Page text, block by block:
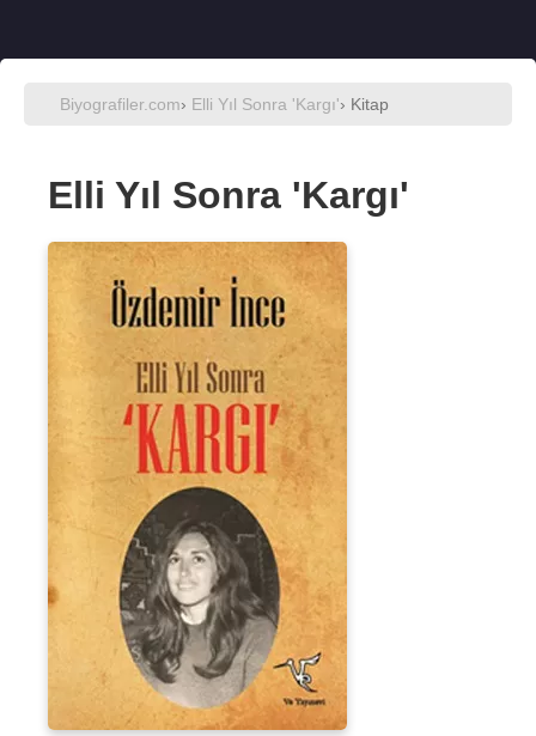
Biyografiler.com› Elli Yıl Sonra 'Kargı'› Kitap
Elli Yıl Sonra 'Kargı'